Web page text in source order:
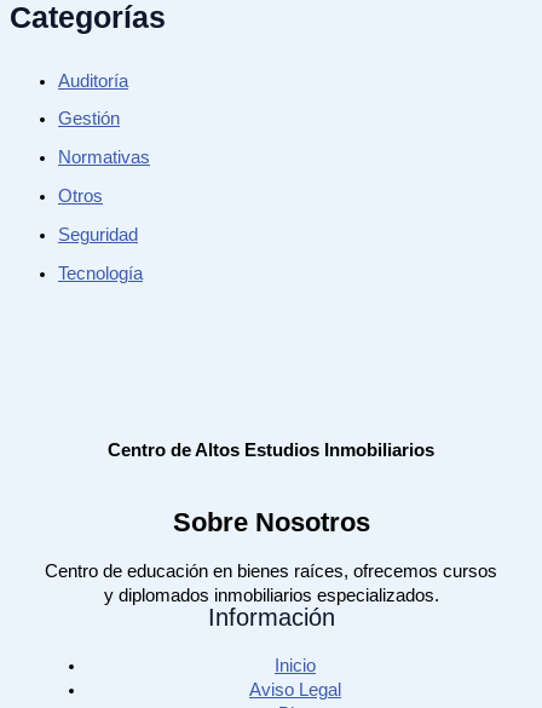
Categorías
Auditoría
Gestión
Normativas
Otros
Seguridad
Tecnología
Centro de Altos Estudios Inmobiliarios
Sobre Nosotros
Centro de educación en bienes raíces, ofrecemos cursos
y diplomados inmobiliarios especializados.
Información
Inicio
Aviso Legal